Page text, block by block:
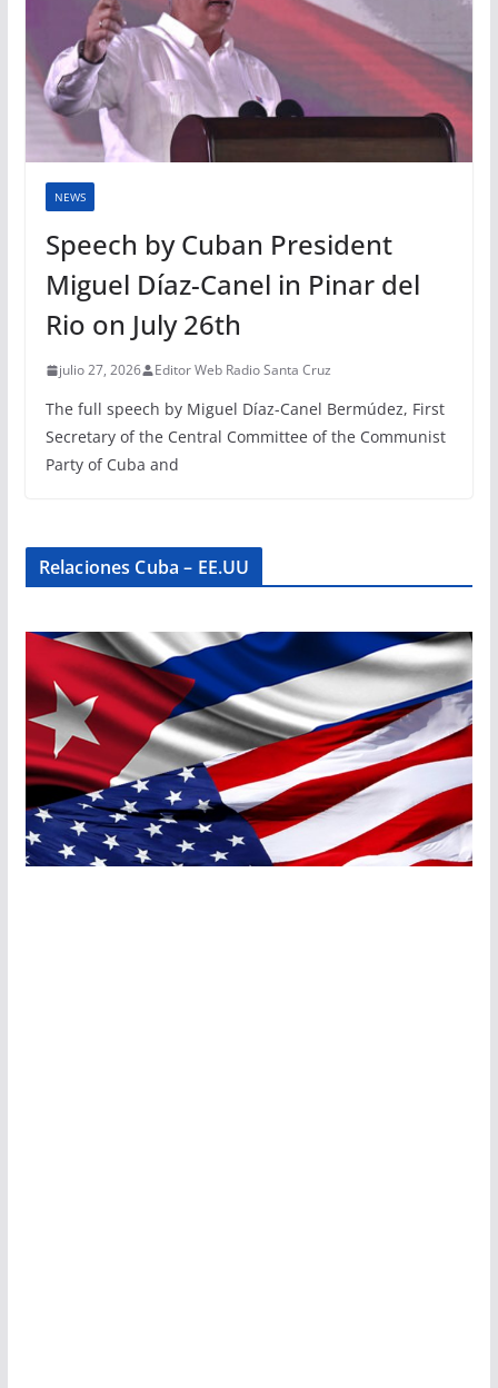
NEWS
Speech by Cuban President
Miguel Díaz-Canel in Pinar del
Rio on July 26th
julio 27, 2026 Editor Web Radio Santa Cruz
The full speech by Miguel Díaz-Canel Bermúdez, First
Secretary of the Central Committee of the Communist
Party of Cuba and
Relaciones Cuba – EE.UU